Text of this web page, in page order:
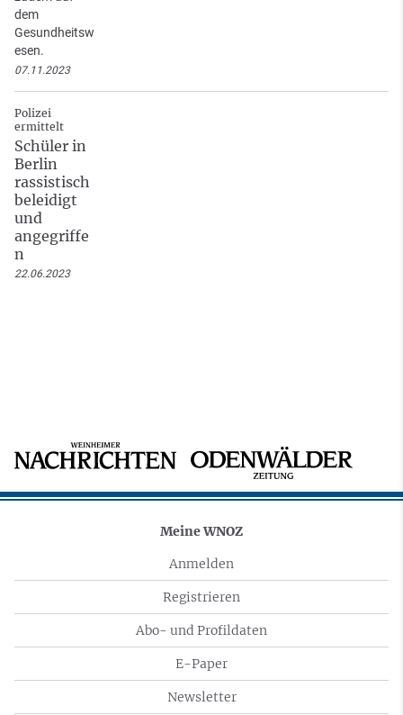
dem
Gesundheitsw
esen.
07.11.2023
Polizei
ermittelt
Schüler in
Berlin
rassistisch
beleidigt
und
angegriffe
n
22.06.2023
Meine WNOZ
Anmelden
Registrieren
Abo- und Profildaten
E-Paper
Newsletter